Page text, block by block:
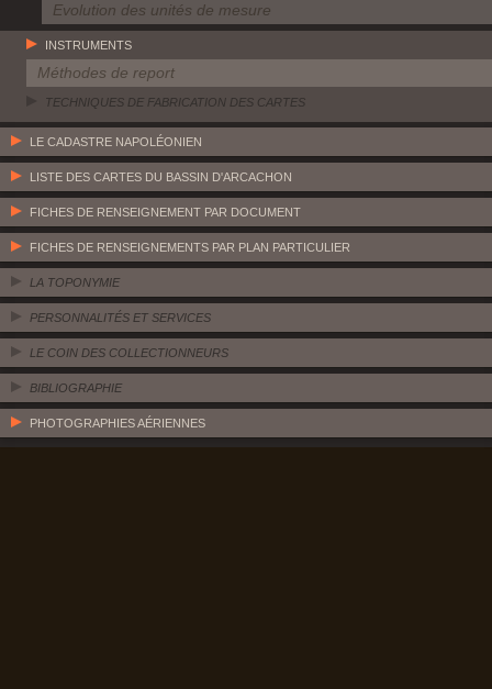
Evolution des unités de mesure
INSTRUMENTS
Méthodes de report
TECHNIQUES DE FABRICATION DES CARTES
LE CADASTRE NAPOLÉONIEN
LISTE DES CARTES DU BASSIN D'ARCACHON
FICHES DE RENSEIGNEMENT PAR DOCUMENT
FICHES DE RENSEIGNEMENTS PAR PLAN PARTICULIER
LA TOPONYMIE
PERSONNALITÉS ET SERVICES
LE COIN DES COLLECTIONNEURS
BIBLIOGRAPHIE
PHOTOGRAPHIES AÉRIENNES